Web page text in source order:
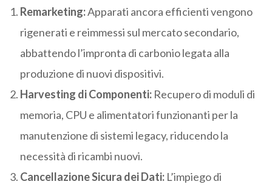
Remarketing:Apparati ancora efficienti vengono
rigenerati e reimmessi sul mercato secondario,
abbattendo l’impronta di carbonio legata alla
produzione di nuovi dispositivi.
Harvesting di Componenti: Recupero di moduli di
memoria, CPU e alimentatori funzionanti per la
manutenzione di sistemi legacy, riducendo la
necessità di ricambi nuovi.
Cancellazione Sicura dei Dati: L’impiego di